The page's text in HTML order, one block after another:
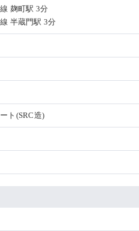
麹町駅 3分
半蔵門駅 3分
ト(SRC造)